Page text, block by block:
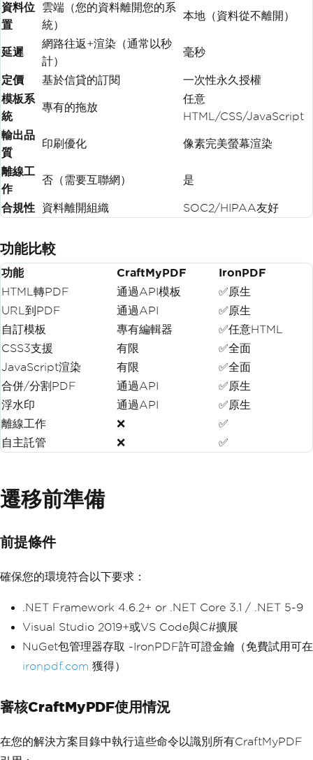
資料位
置
雲端（您的資料離開您的系
統）
本地（資料從不離開）
延遲
網路往返+渲染（通常以秒
計）
毫秒
定價 基於信貸的訂閱
一次性永久授權
模板系
統
專有的拖放
任意
HTML/CSS/JavaScript
輸出品
質
印刷優化 像素完美螢幕渲染
離線工
作
否（需要互聯網） 是
合規性 資料離開組織 SOC2/HIPAA友好
功能比較
功能 CraftMyPDF
IronPDF
HTML轉PDF
通過API模板
✅原生
URL到PDF
通過API
✅原生
自訂模板
專有編輯器
✅任意HTML
CSS3支援
有限
✅全面
JavaScript渲染
有限
✅全面
合併/分割PDF
通過API
✅原生
浮水印
通過API
✅原生
離線工作
❌
✅
自主託管
❌ ✅
遷移前準備
前提條件
確保您的環境符合以下要求：
.NET Framework 4.6.2+ or .NET Core 3.1 / .NET 5-9
Visual Studio 2019+或VS Code與C#擴展
NuGet包管理器存取 -IronPDF許可證金鑰（免費試用可在
ironpdf.com 獲得）
審核CraftMyPDF使用情況
在您的解決方案目錄中執行這些命令以識別所有CraftMyPDF